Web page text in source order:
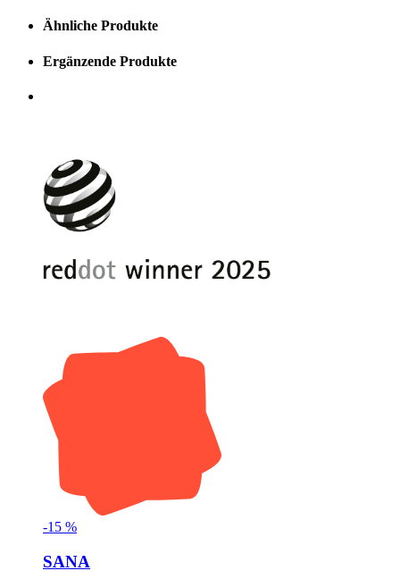
Ähnliche Produkte
Ergänzende Produkte
-15 %
SANA